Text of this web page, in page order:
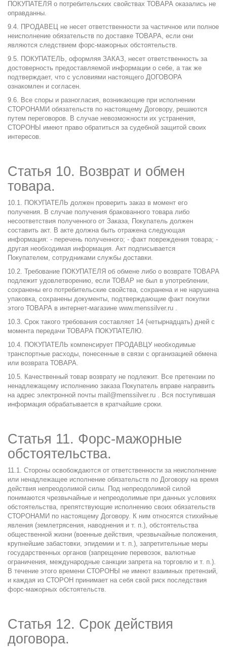
ПОКУПАТЕЛЯ о потребительских свойствах ТОВАРА оказались не
оправданны.
9.4. ПРОДАВЕЦ не несет ответственности за частичное или полное
неисполнение обязательств по доставке ТОВАРА, если они
являются следствием форс-мажорных обстоятельств.
9.5. ПОКУПАТЕЛЬ, оформляя ЗАКАЗ, несет ответственность за
достоверность предоставляемой информации о себе, а так же
подтверждает, что с условиями настоящего ДОГОВОРА
ознакомлен и согласен.
9.6. Все споры и разногласия, возникающие при исполнении
СТОРОНАМИ обязательств по настоящему Договору, решаются
путем переговоров. В случае невозможности их устранения,
СТОРОНЫ имеют право обратиться за судебной защитой своих
интересов.
Статья 10. Возврат и обмен
товара.
10.1. ПОКУПАТЕЛЬ должен проверить заказ в момент его
получения. В случае получения бракованного товара либо
несоответствия полученного от Заказа, Покупатель должен
составить акт. В акте должна быть отражена следующая
информация: - перечень полученного; - факт повреждения товара; -
другая необходимая информация. Акт подписывается
Покупателем, сотрудниками службы доставки.
10.2. Требование ПОКУПАТЕЛЯ об обмене либо о возврате ТОВАРА
подлежит удовлетворению, если ТОВАР не был в употреблении,
сохранены его потребительские свойства, сохранена и не нарушена
упаковка, сохранены документы, подтверждающие факт покупки
этого ТОВАРА в интернет-магазине www.menssilver.ru .
10.3. Срок такого требования составляет 14 (четырнадцать) дней с
момента передачи ТОВАРА ПОКУПАТЕЛЮ.
10.4. ПОКУПАТЕЛЬ компенсирует ПРОДАВЦУ необходимые
транспортные расходы, понесенные в связи с организацией обмена
или возврата ТОВАРА.
10.5. Качественный товар возврату не подлежит. Все претензии по
ненадлежащему исполнению заказа Покупатель вправе направить
на адрес электронной почты mail@menssilver.ru . Вся поступившая
информация обрабатывается в кратчайшие сроки.
Статья 11. Форс-мажорные
обстоятельства.
11.1. Стороны освобождаются от ответственности за неисполнение
или ненадлежащее исполнение обязательств по Договору на время
действия непреодолимой силы. Под непреодолимой силой
понимаются чрезвычайные и непреодолимые при данных условиях
обстоятельства, препятствующие исполнению своих обязательств
СТОРОНАМИ по настоящему Договору. К ним относятся стихийные
явления (землетрясения, наводнения и т. п.), обстоятельства
общественной жизни (военные действия, чрезвычайные положения,
крупнейшие забастовки, эпидемии и т. п.), запретительные меры
государственных органов (запрещение перевозок, валютные
ограничения, международные санкции запрета на торговлю и т. п.).
В течение этого времени СТОРОНЫ не имеют взаимных претензий,
и каждая из СТОРОН принимает на себя свой риск последствия
форс-мажорных обстоятельств.
Статья 12. Срок действия
договора.